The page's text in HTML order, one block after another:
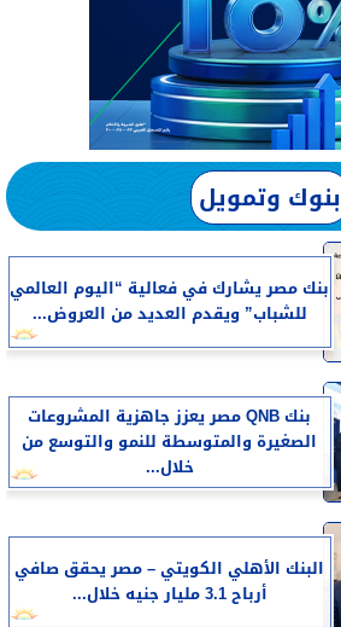
بنوك وتمويل
بنك مصر يشارك في فعالية “اليوم العالمي
للشباب” ويقدم العديد من العروض...
بنك QNB مصر يعزز جاهزية المشروعات
الصغيرة والمتوسطة للنمو والتوسع من
خلال...
البنك الأهلي الكويتي – مصر يحقق صافي
أرباح 3.1 مليار جنيه خلال...